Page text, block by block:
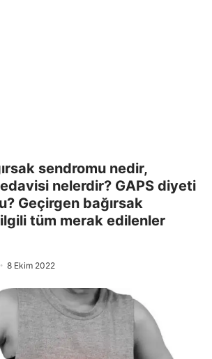
sendromu nedir,
nelerdir? GAPS diyeti
Geçirgen bağırsak
tüm merak edilenler
8 Ekim 2022